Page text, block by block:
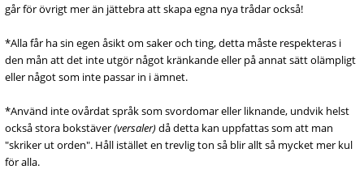
går för övrigt mer än jättebra att skapa egna nya trådar också!
*Alla får ha sin egen åsikt om saker och ting, detta måste respekteras i
den mån att det inte utgör något kränkande eller på annat sätt olämpligt
eller något som inte passar in i ämnet.
*Använd inte ovårdat språk som svordomar eller liknande, undvik helst
också stora bokstäver(versaler)då detta kan uppfattas som att man
"skriker ut orden". Håll istället en trevlig ton så blir allt så mycket mer kul
för alla.